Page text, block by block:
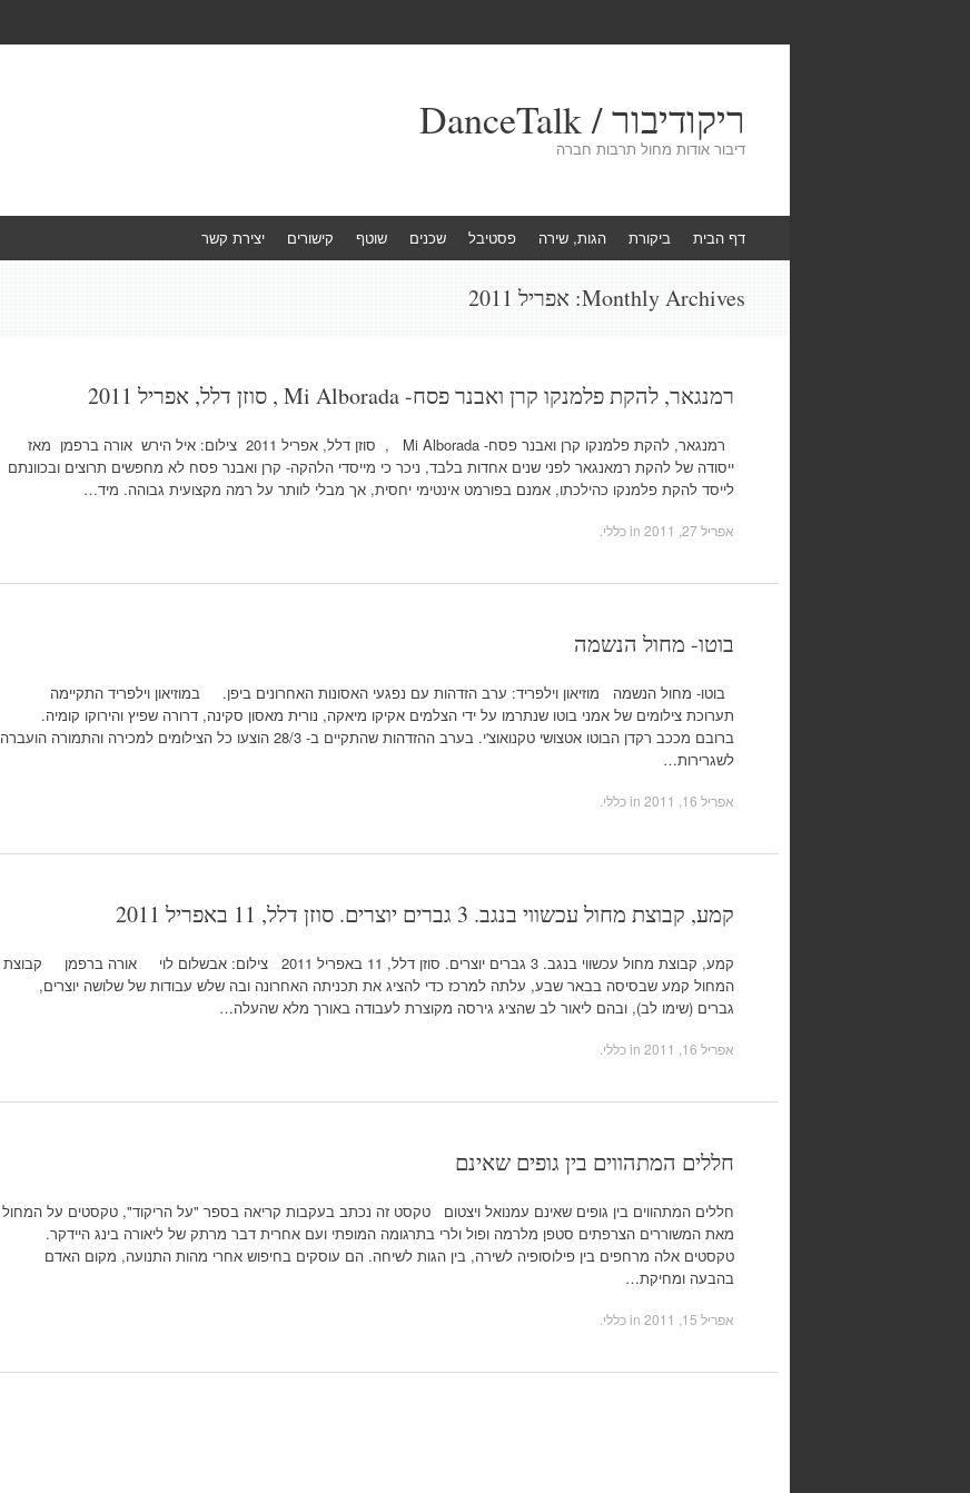
ריקודיבור / DanceTalk
דיבור אודות מחול תרבות חברה
to
דף הבית ביקורת הגות, שירה פסטיבל שכנים שוטף קישורים יצירת קשר
Monthly Archives: אפריל 2011
רמנגאר, להקת פלמנקו קרן ואבנר פסח- Mi Alborada , סוזן דלל, אפריל 2011
רמנגאר, להקת פלמנקו קרן ואבנר פסח- Mi Alborada , סוזן דלל, אפריל 2011 צילום: איל הירש אורה ברפמן מאז
ייסודה של להקת רמאנגאר לפני שנים אחדות בלבד, ניכר כי מייסדי הלהקה- קרן ואבנר פסח לא מחפשים תרוצים ובכוונתם
לייסד להקת פלמנקו כהילכתו, אמנם בפורמט אינטימי יחסית, אך מבלי לוותר על רמה מקצועית גבוהה. מיד…
אפריל 27, 2011
בוטו- מחול הנשמה
בוטו- מחול הנשמה מוזיאון וילפריד: ערב הזדהות עם נפגעי האסונות האחרונים ביפן. במוזיאון וילפריד התקיימה
תערוכת צילומים של אמני בוטו שנתרמו על ידי הצלמים אקיקו מיאקה, נורית מאסון סקינה, דרורה שפיץ והירוקו קומיה.
ברובם מככב רקדן הבוטו אטצושי טקנואוצ'י. בערב ההזדהות שהתקיים ב- 28/3 הוצעו כל הצילומים למכירה והתמורה הועברה
לשגרירות…
אפריל 16, 2011
קמע, קבוצת מחול עכשווי בנגב. 3 גברים יוצרים. סוזן דלל, 11 באפריל 2011
קמע, קבוצת מחול עכשווי בנגב. 3 גברים יוצרים. סוזן דלל, 11 באפריל 2011 צילום: אבשלום לוי אורה ברפמן קבוצת
המחול קמע שבסיסה בבאר שבע, עלתה למרכז כדי להציג את תכניתה האחרונה ובה שלש עבודות של שלושה יוצרים,
גברים (שימו לב), ובהם ליאור לב שהציג גירסה מקוצרת לעבודה באורך מלא שהעלה…
אפריל 16, 2011
חללים המתהווים בין גופים שאינם
חללים המתהווים בין גופים שאינם עמנואל ויצטום טקסט זה נכתב בעקבות קריאה בספר "על הריקוד", טקסטים על המחול
מאת המשוררים הצרפתים סטפן מלרמה ופול ולרי בתרגומה המופתי ועם אחרית דבר מרתק של ליאורה בינג היידקר.
טקסטים אלה מרחפים בין פילוסופיה לשירה, בין הגות לשיחה. הם עוסקים בחיפוש אחרי מהות התנועה, מקום האדם
בהבעה ומחיקת…
אפריל 15, 2011